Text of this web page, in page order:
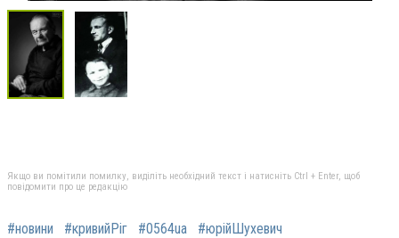
Якщо ви помітили помилку, виділіть необхідний текст і натисніть Ctrl + Enter, щоб
повідомити про це редакцію
#новини #кривийРіг #0564ua #юрійШухевич